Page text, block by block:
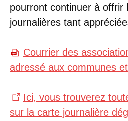
pourront continuer à offrir
journalières tant
Courrier des
adressé aux communes
Ici, vous trouverez
sur la carte journalière